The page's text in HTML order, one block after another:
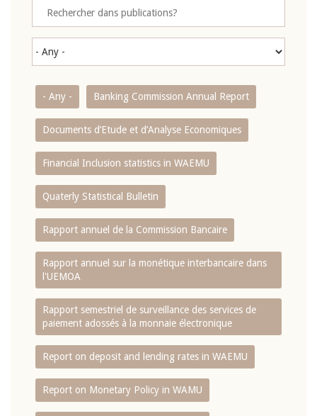
- Any - Banking Commission Annual Report
Documents d’Etude et d’Analyse Economiques
Financial Inclusion statistics in WAEMU
Quaterly Statistical Bulletin
Rapport annuel de la Commission Bancaire
Rapport annuel sur la monétique interbancaire dans
l'UEMOA
Rapport semestriel de surveillance des services de
paiement adossés à la monnaie électronique
Report on deposit and lending rates in WAEMU
Report on Monetary Policy in WAMU